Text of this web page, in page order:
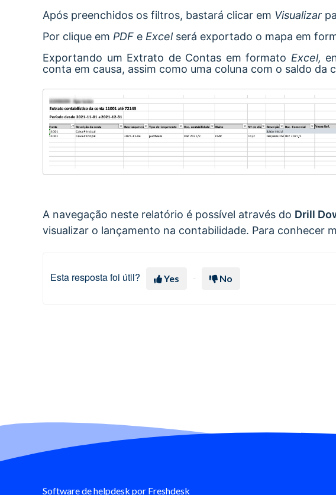
Após preenchidos os filtros, bastará clicar em Visualizar
Por clique em PDF e Excelserá exportado o mapa em
Exportando um Extrato de Contas em formato Excel,
conta em causa, assim como uma coluna com o saldo da
A navegação neste relatório é possível através do Drill
visualizar o lançamento na contabilidade. Para conhecer
Esta resposta foi útil? Yes No
Software de helpdesk por Freshdesk